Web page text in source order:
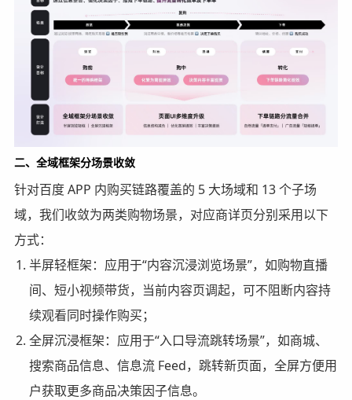
二、全域框架分场景收敛
针对百度 APP 内购买链路覆盖的 5 大场域和 13 个子场
域，我们收敛为两类购物场景，对应商详页分别采用以下
方式：
半屏轻框架：应用于“内容沉浸浏览场景”，如购物直播
间、短小视频带货，当前内容页调起，可不阻断内容持
续观看同时操作购买；
全屏沉浸框架：应用于“入口导流跳转场景”，如商城、
搜索商品信息、信息流 Feed，跳转新页面，全屏方便用
户获取更多商品决策因子信息。